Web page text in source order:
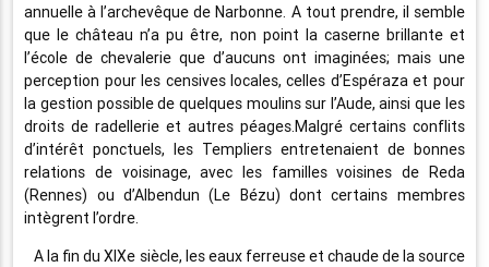
annuelle à l’archevêque de Narbonne. A tout prendre, il semble
que le château n’a pu être, non point la caserne brillante et
l’école de chevalerie que d’aucuns ont imaginées; mais une
perception pour les censives locales, celles d’Espéraza et pour
la gestion possible de quelques moulins sur l’Aude, ainsi que les
droits de radellerie et autres péages.Malgré certains conflits
d’intérêt ponctuels, les Templiers entretenaient de bonnes
relations de voisinage, avec les familles voisines de Reda
(Rennes) ou d’Albendun (Le Bézu) dont certains membres
intègrent l’ordre.
A la fin du XIXe siècle, les eaux ferreuse et chaude de la source